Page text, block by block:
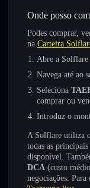
Onde posso
Podes comprar,
na Carteira
Abre a Solflare
Navega até ao
Seleciona
comprar ou
Introduz o
A Solflare utiliza
todas as
disponível.
DCA (custo
negociações.